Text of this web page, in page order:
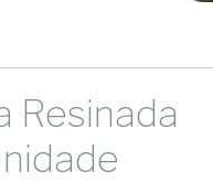
Resinada